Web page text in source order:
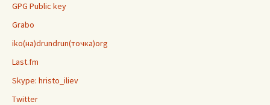
GPG Public key
Grabo
iko(на)drundrun(точка)org
Last.fm
Skype: hristo_iliev
Twitter